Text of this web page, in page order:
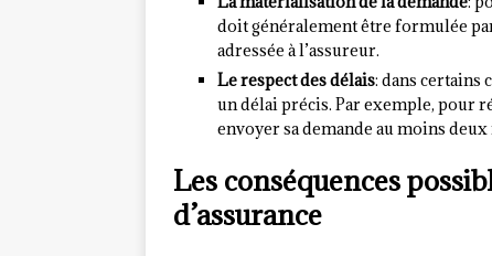
doit généralement être formulée
adressée à l’assureur.
Le respect des délais: dans certains
un délai précis. Par exemple, pour
envoyer sa demande au moins deux
Les conséquences
d’assurance